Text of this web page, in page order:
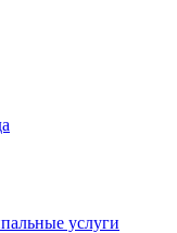
услуги